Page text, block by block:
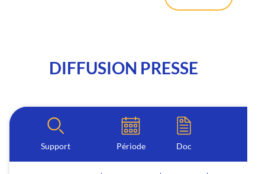
DIFFUSION PRESSE
Support Période Doc